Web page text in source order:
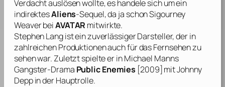
Verdacht auslösen wollte, es handele sich um ein
indirektesAliens-Sequel, da ja schonSigourney
WeaverbeiAVATAR mitwirkte.
Stephen Lang ist ein zuverlässiger Darsteller, der in
zahlreichen Produktionen auch für das Fernsehen zu
sehen war. Zuletzt spielte er inMichael Manns
Gangster-Drama Public Enemies [2009] mitJohnny
Deppin der Hauptrolle.